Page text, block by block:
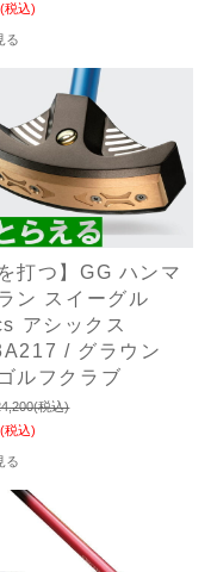
(税込)
る
打つ】GG ハンマ
ン スイーグル
アシックス
/ グラウン
ルフクラブ
(税込)
(税込)
る